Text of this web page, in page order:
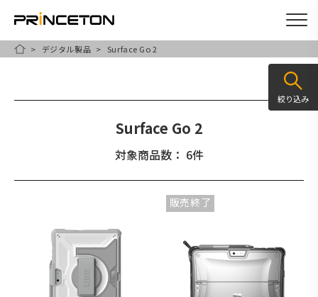
HOMEデジタル製品 Surface Go 2
Surface Go 2
対象商品数： 6件
販売終了
絞り込み